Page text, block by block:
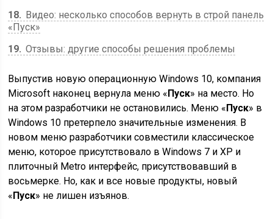
18
Видео: несколько способов вернуть в строй панель
«Пуск»
19 Отзывы: другие способы решения проблемы
Выпустив новую операционную Windows 10, компания
Microsoft наконец вернула меню «Пуск» на место. Но
на этом разработчики не остановились. Меню «Пуск» в
Windows 10 претерпело значительные изменения. В
новом меню разработчики совместили классическое
меню, которое присутствовало в Windows 7 и XP и
плиточный Metro интерфейс, присутствовавший в
восьмерке. Но, как и все новые продукты, новый
«Пуск» не лишен изъянов.